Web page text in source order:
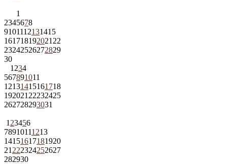
1
2345678
9101112131415
161718192021 22
23242526272829
30
1 234
567891011
12131415161718
192021 22232425
262728293031
1 23456
78910111213
14151617181920
21 222324252627
282930